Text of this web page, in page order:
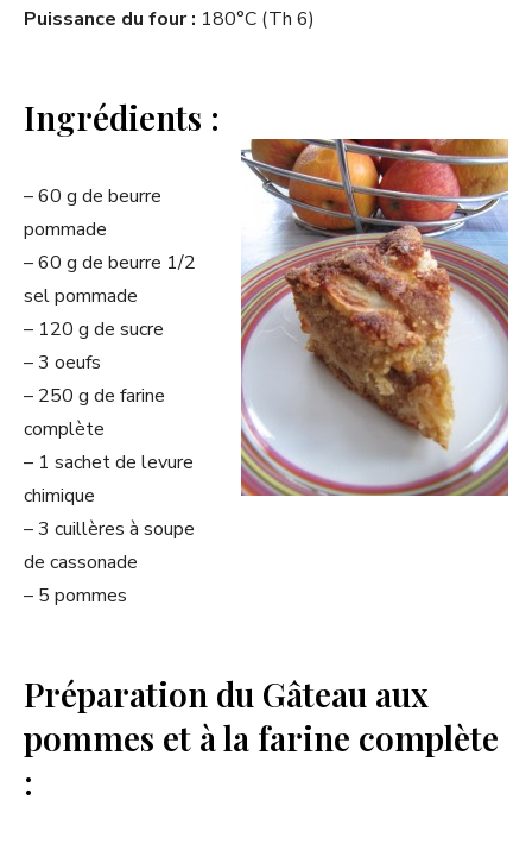
Puissance du four : 180°C (Th 6)
Ingrédients :
– 60 g de beurre
pommade
– 60 g de beurre 1/2
sel pommade
– 120 g de sucre
– 3 oeufs
– 250 g de farine
complète
– 1 sachet de levure
chimique
– 3 cuillères à soupe
de cassonade
– 5 pommes
Préparation du Gâteau aux
pommes et à la farine complète
: